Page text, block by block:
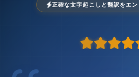
正確な文字起こしと翻訳をエ